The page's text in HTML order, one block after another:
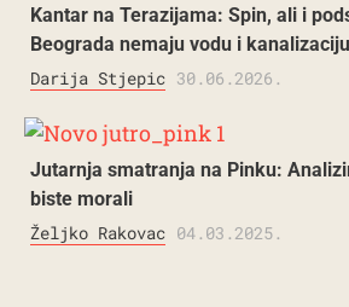
Kantar na Terazijama: Spin, ali i
Beograda nemaju vodu i kanalizaciju
Darija Stjepic 30.06.2026.
Jutarnja smatranja na Pinku:
biste morali
Željko Rakovac 04.03.2025.